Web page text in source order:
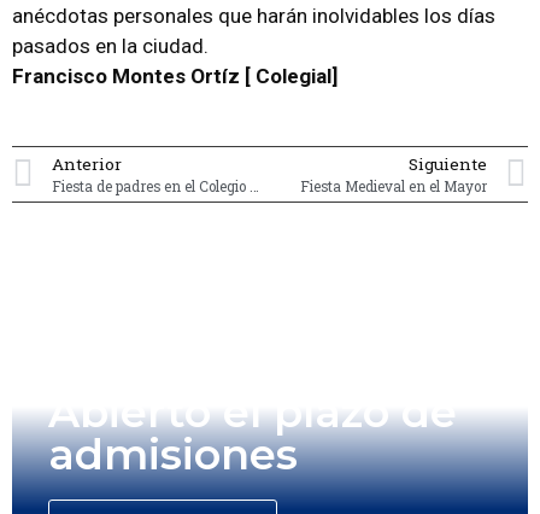
anécdotas personales que harán inolvidables los días
pasados en la ciudad.
Francisco Montes Ortíz [ Colegial]
Anterior
Fiesta de padres en el Colegio Mayor.
Siguiente
Fiesta Medieval en el Mayor
Abierto el plazo de
admisiones